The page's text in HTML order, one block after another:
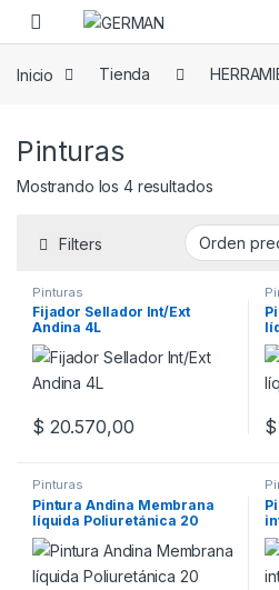
Skip to navigation
Skip to content
Inicio Tienda
Pinturas
Mostrando los 4 resultados
Filters
Pinturas
Fijador Sellador Int/Ext
Andina 4L
$ 20.570,00 $
Pinturas
Pintura Andina Membrana
líquida Poliuretánica 20
Litros